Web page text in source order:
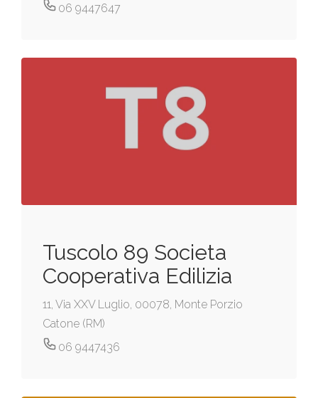
06 9447647
Tuscolo 89 Societa
Cooperativa Edilizia
11, Via XXV Luglio, 00078, Monte Porzio
Catone (RM)
06 9447436